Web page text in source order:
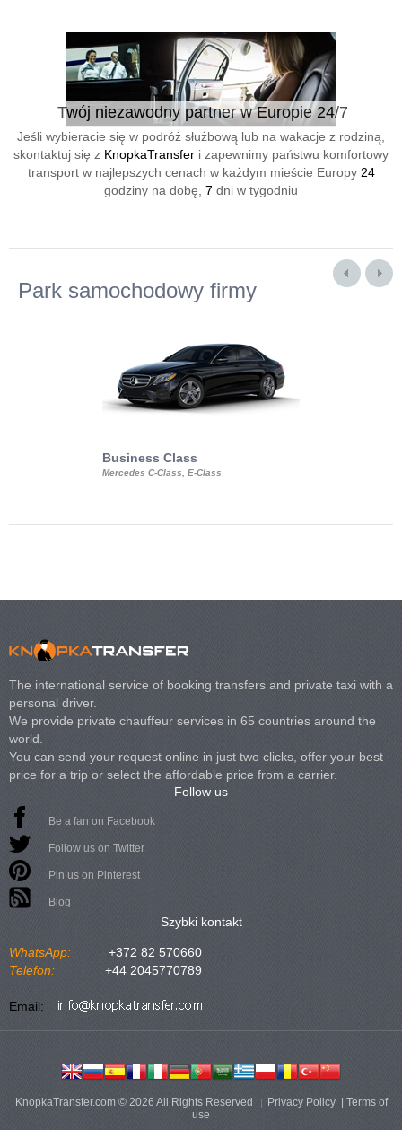
Twój niezawodny partner w Europie 24/7
Jeśli wybieracie się w podróż służbową lub na wakacje z rodziną,
skontaktuj się z KnopkaTransfer i zapewnimy państwu komfortowy
transport w najlepszych cenach w każdym mieście Europy 24
godziny na dobę, 7 dni w tygodniu
Park samochodowy firmy
Business Class
Mercedes C-Class, E-Class
The international service of booking transfers and private taxi with a
personal driver.
We provide private chauffeur services in 65 countries around the
world.
You can send your request online in just two clicks, offer your best
price for a trip or select the affordable price from a carrier.
Follow us
Be a fan on Facebook
Follow us on Twitter
Pin us on Pinterest
Blog
Szybki kontakt
WhatsApp:
+372 82 570660
Telefon:
+44 2045770789
Email:
KnopkaTransfer.com © 2026 All Rights Reserved Privacy Policy| Terms of
use